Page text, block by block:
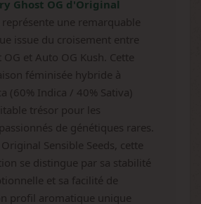
Ghost OG d'Original
représente une remarquable
issue du croisement entre
et Auto OG Kush. Cette
féminisée hybride à
(60% Indica / 40% Sativa)
trésor pour les
de génétiques rares.
Sensible Seeds, cette
se distingue par sa stabilité
et sa facilité de
profil aromatique unique